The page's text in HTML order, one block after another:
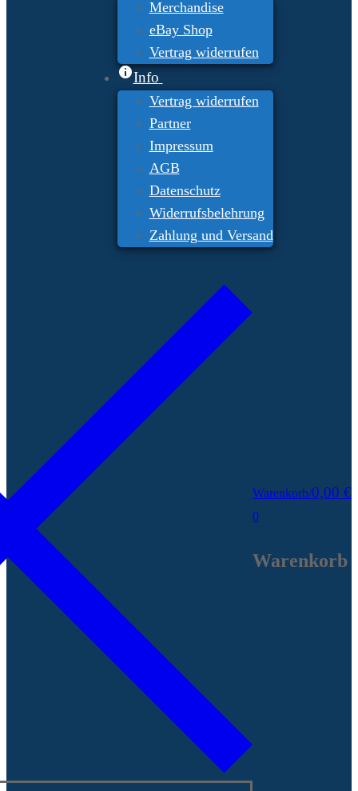
Merchandise
eBay Shop
Vertrag widerrufen
Info
Vertrag widerrufen
Partner
Impressum
AGB
Datenschutz
Widerrufsbelehrung
Zahlung und Versand
Warenkorb/0,00 €
0
Warenkorb